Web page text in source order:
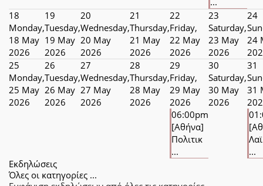
18
Monday,
18 May
2026
19
Tuesday,
19 May
2026
20
Wednesday,
20 May
2026
21
Thursday,
21 May
2026
22
Friday,
22 May
2026
23
Saturday,
23 May
2026
24
24
25
Monday,
25 May
2026
26
Tuesday,
26 May
2026
27
Wednesday,
27 May
2026
28
Thursday,
28 May
2026
29
Friday,
29 May
2026
06:00pm
[Αθήνα]
Πολιτικ
...
30
Saturday,
30 May
2026
31
31
...
Εκδηλώσεις
Όλες οι κατηγορίες ...